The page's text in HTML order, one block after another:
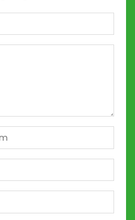
m²
Naam
*
mailadres
*